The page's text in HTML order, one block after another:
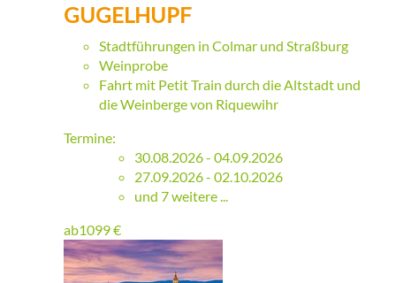
GUGELHUPF
Stadtführungen in Colmar und Straßburg
Weinprobe
Fahrt mit Petit Train durch die Altstadt und
die Weinberge von Riquewihr
Termine:
30.08.2026 - 04.09.2026
27.09.2026 - 02.10.2026
und 7 weitere ...
ab1099€